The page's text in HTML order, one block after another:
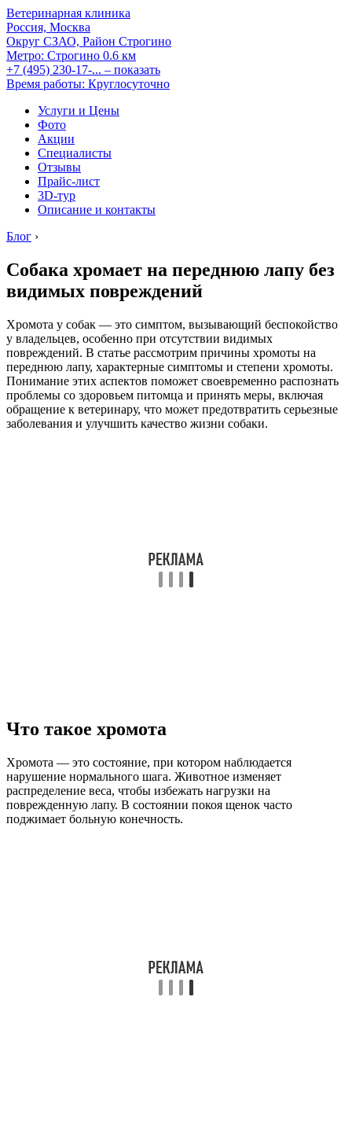
Ветеринарная клиника
Россия, Москва
Округ СЗАО, Район Строгино
Метро: Строгино 0.6 км
+7 (495) 230-17-... – показать
Время работы: Круглосуточно
Услуги и Цены
Фото
Акции
Специалисты
Отзывы
Прайс-лист
3D-тур
Описание и контакты
Блог ›
Собака хромает на переднюю лапу без
видимых повреждений
Хромота у собак — это симптом, вызывающий беспокойство
у владельцев, особенно при отсутствии видимых
повреждений. В статье рассмотрим причины хромоты на
переднюю лапу, характерные симптомы и степени хромоты.
Понимание этих аспектов поможет своевременно распознать
проблемы со здоровьем питомца и принять меры, включая
обращение к ветеринару, что может предотвратить серьезные
заболевания и улучшить качество жизни собаки.
Что такое хромота
Хромота — это состояние, при котором наблюдается
нарушение нормального шага. Животное изменяет
распределение веса, чтобы избежать нагрузки на
поврежденную лапу. В состоянии покоя щенок часто
поджимает больную конечность.